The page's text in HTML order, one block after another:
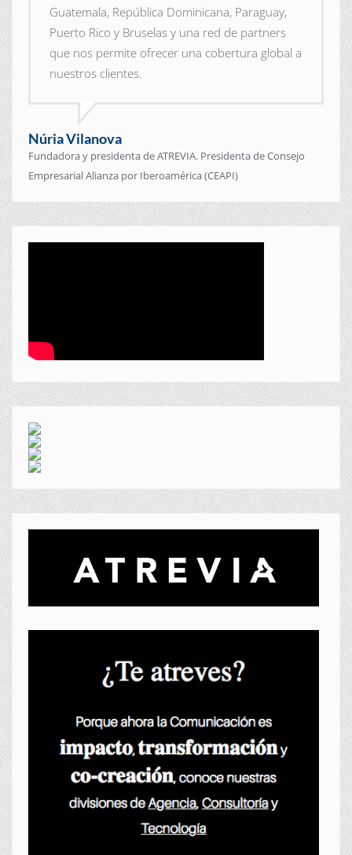
Guatemala, República Dominicana, Paraguay,
Puerto Rico y Bruselas y una red de partners
que nos permite ofrecer una cobertura global a
nuestros clientes.
Núria Vilanova
Fundadora y presidenta de ATREVIA. Presidenta de Consejo
Empresarial Alianza por Iberoamérica (CEAPI)